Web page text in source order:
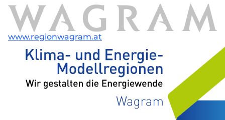
www.regionwagram.at